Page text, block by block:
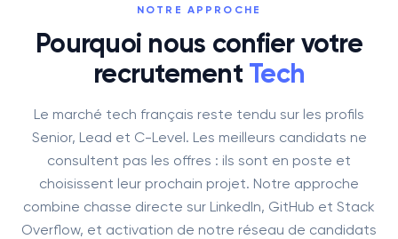
NOTRE APPROCHE
Pourquoi nous confier votre
recrutement Tech
Le marché tech français reste tendu sur les profils
Senior, Lead et C-Level. Les meilleurs candidats ne
consultent pas les offres : ils sont en poste et
choisissent leur prochain projet. Notre approche
combine chasse directe sur LinkedIn, GitHub et Stack
Overflow, et activation de notre réseau de candidats